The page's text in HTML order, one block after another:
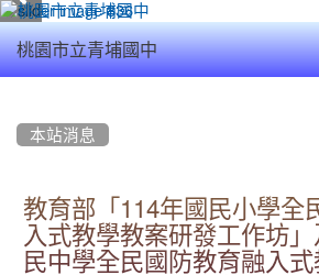
桃園市立青埔國中
本站消息
教育部「114年國民小學全
入式教學教案研發工作坊」
民中學全民國防教育融入